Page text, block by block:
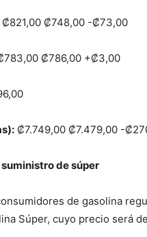
₡821,00 ₡748,00 -₡73,00
₡786,00 +₡3,00
₡7.749,00 ₡7.479,00 -
de súper
de gasolina
Súper, cuyo precio será